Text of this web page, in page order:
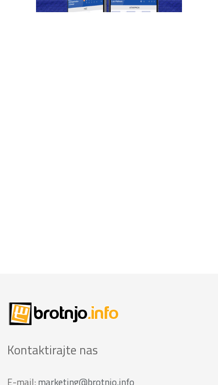
Kontaktirajte nas
E-mail: marketing@brotnjo.info